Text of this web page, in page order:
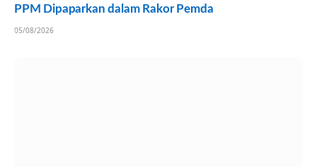
PPM Dipaparkan dalam Rakor Pemda
05/08/2026